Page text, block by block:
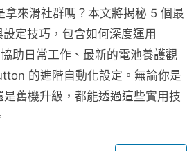
拿來滑社群嗎？本文將揭秘 5 個最
定技巧，包含如何深度運用
助日常工作、最新的電池養護觀
的進階自動化設定。無論你是
舊機升級，都能透過這些實用技